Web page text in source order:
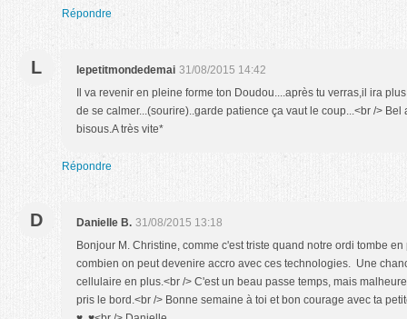
Répondre
L lepetitmondedemai 31/08/2015 14:42
Il va revenir en pleine forme ton Doudou....après tu verras,il ira
de se calmer...(sourire)..garde patience ça vaut le coup...<br />
bisous.A très vite*
Répondre
D Danielle B. 31/08/2015 13:18
Bonjour M. Christine, comme c'est triste quand notre ordi tombe
combien on peut devenire accro avec ces technologies. Une
cellulaire en plus.<br /> C'est un beau passe temps, mais
pris le bord.<br /> Bonne semaine à toi et bon courage avec ta